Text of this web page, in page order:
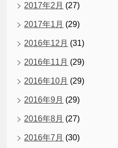
2017年2月 (27)
2017年1月 (29)
2016年12月 (31)
2016年11月 (29)
2016年10月 (29)
2016年9月 (29)
2016年8月 (27)
2016年7月 (30)